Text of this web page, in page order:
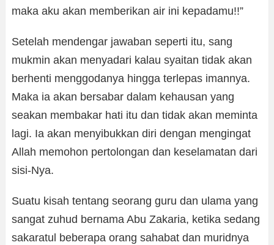
maka aku akan memberikan air ini kepadamu!!”
Setelah mendengar jawaban seperti itu, sang
mukmin akan menyadari kalau syaitan tidak akan
berhenti menggodanya hingga terlepas imannya.
Maka ia akan bersabar dalam kehausan yang
seakan membakar hati itu dan tidak akan meminta
lagi. Ia akan menyibukkan diri dengan mengingat
Allah memohon pertolongan dan keselamatan dari
sisi-Nya.
Suatu kisah tentang seorang guru dan ulama yang
sangat zuhud bernama Abu Zakaria, ketika sedang
sakaratul beberapa orang sahabat dan muridnya